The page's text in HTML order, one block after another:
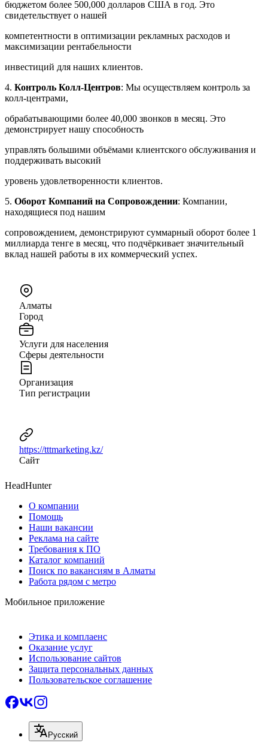
бюджетом более 500,000 долларов США в год. Это
свидетельствует о нашей
компетентности в оптимизации рекламных расходов и
максимизации рентабельности
инвестиций для наших клиентов.
4. Контроль Колл-Центров: Мы осуществляем контроль за
колл-центрами,
обрабатывающими более 40,000 звонков в месяц. Это
демонстрирует нашу способность
управлять большими объёмами клиентского обслуживания и
поддерживать высокий
уровень удовлетворенности клиентов.
5. Оборот Компаний на Сопровождении: Компании,
находящиеся под нашим
сопровождением, демонстрируют суммарный оборот более 1
миллиарда тенге в месяц, что подчёркивает значительный
вклад нашей работы в их коммерческий успех.
Алматы
Город
Услуги для населения
Сферы деятельности
Организация
Тип регистрации
https://tttmarketing.kz/
Сайт
HeadHunter
О компании
Помощь
Наши вакансии
Реклама на сайте
Требования к ПО
Каталог компаний
Поиск по вакансиям в Алматы
Работа рядом с метро
Мобильное приложение
Этика и комплаенс
Оказание услуг
Использование сайтов
Защита персональных данных
Пользовательское соглашение
Русский